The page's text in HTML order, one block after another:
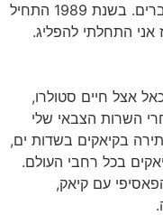
גבי יאכטה קטנה ודולפת עם עוד שני חברים. בשנת 1989 התחיל
אני התחלתי להפליג.
אצל חיים סטולרו,
השרות הצבאי שלי
בקיאקים בשדות ים,
בכל רחבי העולם.
הפאסיפי עם קיאק,